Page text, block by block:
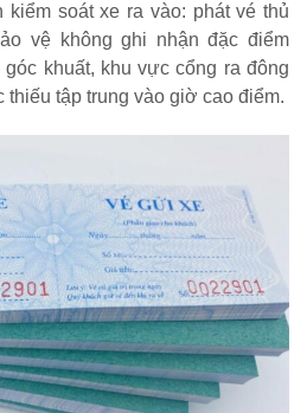
kiểm soát xe ra vào: phát vé thủ
vệ không ghi nhận đặc điểm
khuất, khu vực cổng ra đông
tập trung vào giờ cao điểm.